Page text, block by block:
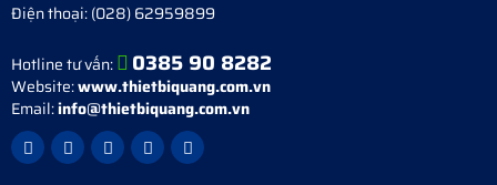
Điện thoại:(028) 62959899
Hotline tư vấn: 0385 90 8282
Website:www.thietbiquang.com.vn
Email:info@thietbiquang.com.vn